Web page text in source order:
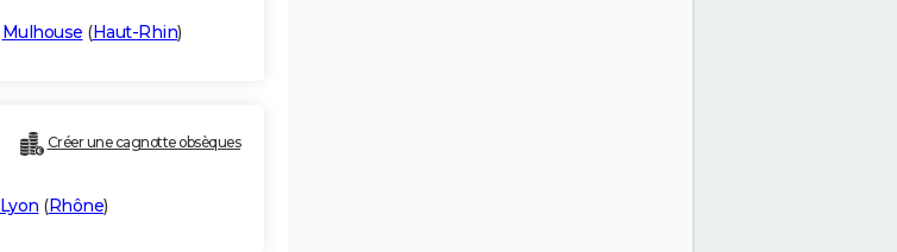
Mulhouse (Haut-Rhin)
Créer une cagnotte obsèques
Lyon (Rhône)